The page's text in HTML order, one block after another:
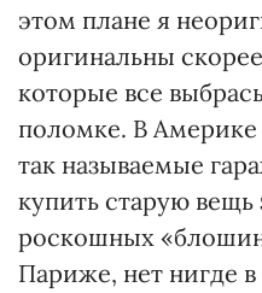
этом плане я
оригинальны
которые все
поломке. В Америке
так называемые
купить старую вещь
роскошных
Париже, нет нигде